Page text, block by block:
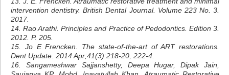
intervention dentistry. British Dental Journal. Volume 223 No. 3.
2017.
14. Rao Arathi. Principles and Practice of Pedodontics. Edition 3.
2012. P. 205.
15. Jo E Frencken. The state-of-the-art of ART restorations.
Dent Update. 2014 Apr;41(3):218-20, 222-4.
16. Sangameshwar Sajjanshetty, Deepa Hugar, Dipak Jain,